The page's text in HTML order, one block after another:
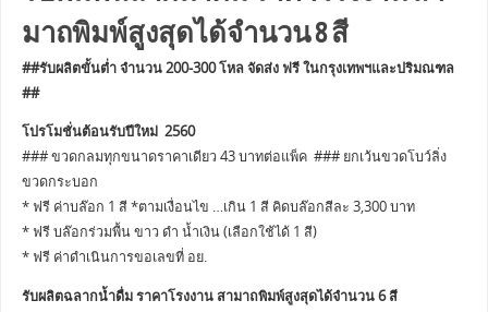
มาถพิมพ์สูงสุดได้จำนวน 8 สี
##รับผลิตขั้นต่ำ จำนวน 200-300 โหล จัดส่ง ฟรี ในกรุงเทพฯและปริมณฑล
##
โปรโมชั่นต้อนรับปีใหม่ 2560
### ขวดกลมทุกขนาดราคาเดียว 43 บาทต่อแพ็ค ### ยกเว้นขวดโบว์ลิ่ง
ขวดกระบอก
* ฟรี ค่าบล๊อก 1 สี *ตามเงื่อนไข …เกิน 1 สี คิดบล๊อกสีละ 3,300 บาท
* ฟรี บล๊อกร่วมพื้น ขาว ดำ น้ำเงิน (เลือกใช้ได้ 1 สี)
* ฟรี ค่าดำเนินการขอเลขที่ อย.
รับผลิตฉลากน้ำดื่ม ราคาโรงงาน สามาถพิมพ์สูงสุดได้จำนวน 6 สี